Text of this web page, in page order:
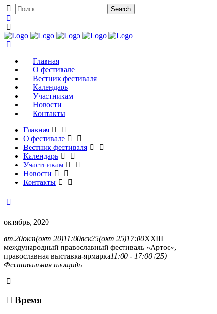
Главная
О фестивале
Вестник фестиваля
Календарь
Участникам
Новости
Контакты
Главная
О фестивале
Вестник фестиваля
Календарь
Участникам
Новости
Контакты
октябрь, 2020
вт.20окт(окт 20)11:00вск25(окт 25)17:00XXIII
международный православный фестиваль «Артос»,
православная выставка-ярмарка11:00 - 17:00 (25)
Фестивальная площадь
Время